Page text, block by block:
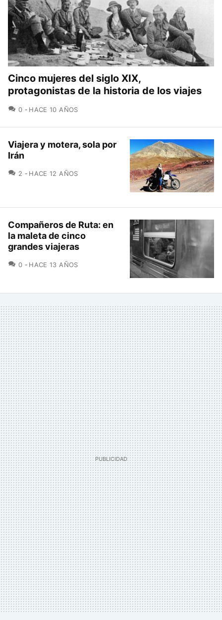
Cinco mujeres del siglo XIX,
protagonistas de la historia de los viajes
0 COMENTARIOS
HACE 10 AÑOS
Viajera y motera, sola por
Irán
2 COMENTARIOS
HACE 12 AÑOS
Compañeros de Ruta: en
la maleta de cinco
grandes viajeras
0 COMENTARIOS
HACE 13 AÑOS